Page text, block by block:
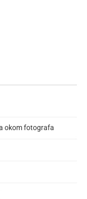
okom fotografa